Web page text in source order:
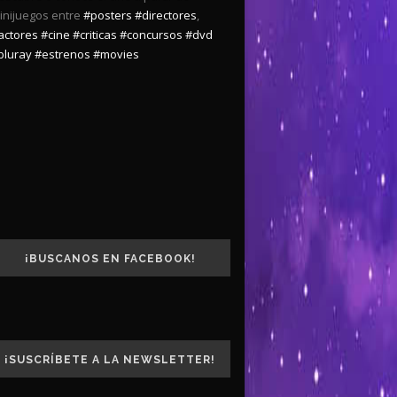
entre #posters #directores,
#cine #criticas #concursos #dvd
#estrenos #movies
¡BUSCANOS EN FACEBOOK!
¡SUSCRÍBETE A LA NEWSLETTER!